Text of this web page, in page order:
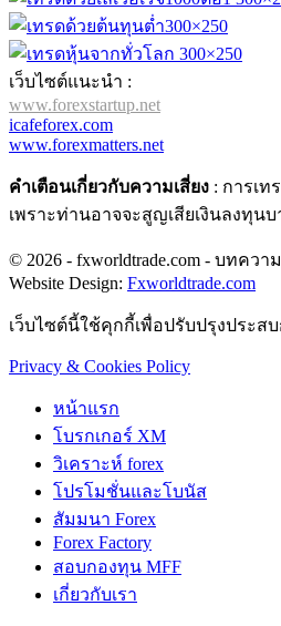
เว็บไซต์แนะนำ :
www.forexstartup.net
icafeforex.com
www.forexmatters.net
คำเตือนเกี่ยวกับความเสี่ยง : การเ
เพราะท่านอาจจะสูญเสียเงินลงทุ
© 2026 - fxworldtrade.com - บทคว
Website Design: Fxworldtrade.com
เว็บไซต์นี้ใช้คุกกี้เพื่อปรับปรุงประ
Privacy & Cookies Policy
หน้าแรก
โบรกเกอร์ XM
วิเคราะห์ forex
โปรโมชั่นและโบนัส
สัมมนา Forex
Forex Factory
สอบกองทุน MFF
เกี่ยวกับเรา